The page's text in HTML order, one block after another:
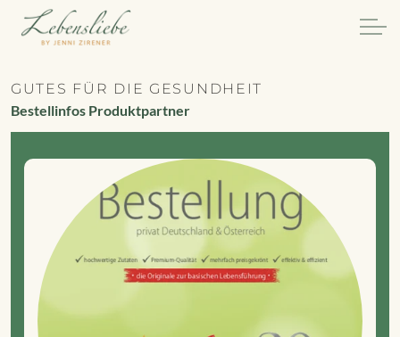
GUTES FÜR DIE GESUNDHEIT
Bestellinfos Produktpartner